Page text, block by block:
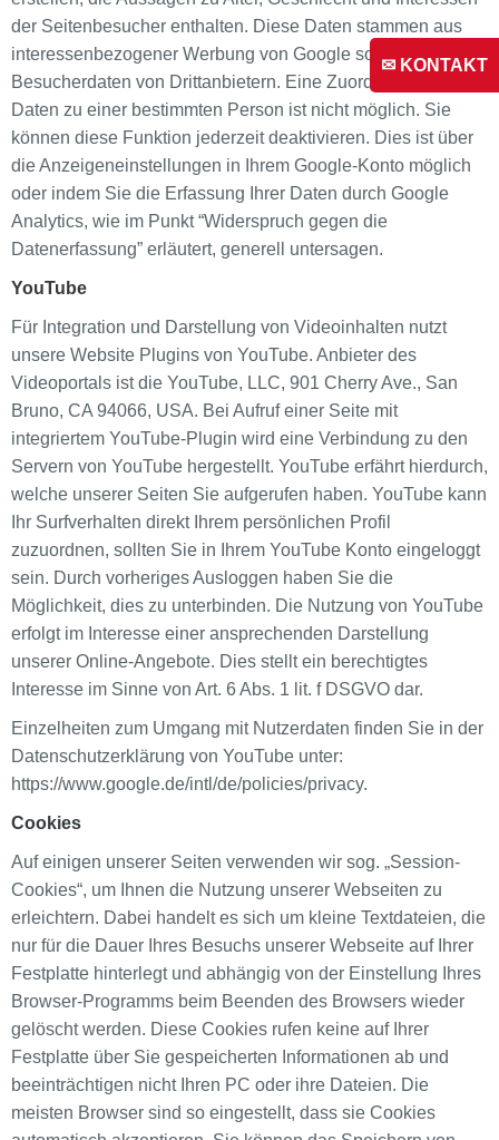
der Seitenbesucher enthalten. Diese Daten stammen aus
interessenbezogener Werbung von Google sowie aus
Besucherdaten von Drittanbietern. Eine Zuordnung der
Daten zu einer bestimmten Person ist nicht möglich. Sie
können diese Funktion jederzeit deaktivieren. Dies ist über
die Anzeigeneinstellungen in Ihrem Google-Konto möglich
oder indem Sie die Erfassung Ihrer Daten durch Google
Analytics, wie im Punkt “Widerspruch gegen die
Datenerfassung” erläutert, generell untersagen.
YouTube
Für Integration und Darstellung von Videoinhalten nutzt
unsere Website Plugins von YouTube. Anbieter des
Videoportals ist die YouTube, LLC, 901 Cherry Ave., San
Bruno, CA 94066, USA. Bei Aufruf einer Seite mit
integriertem YouTube-Plugin wird eine Verbindung zu den
Servern von YouTube hergestellt. YouTube erfährt hierdurch,
welche unserer Seiten Sie aufgerufen haben. YouTube kann
Ihr Surfverhalten direkt Ihrem persönlichen Profil
zuzuordnen, sollten Sie in Ihrem YouTube Konto eingeloggt
sein. Durch vorheriges Ausloggen haben Sie die
Möglichkeit, dies zu unterbinden. Die Nutzung von YouTube
erfolgt im Interesse einer ansprechenden Darstellung
unserer Online-Angebote. Dies stellt ein berechtigtes
Interesse im Sinne von Art. 6 Abs. 1 lit. f DSGVO dar.
Einzelheiten zum Umgang mit Nutzerdaten finden Sie in der
Datenschutzerklärung von YouTube unter:
https://www.google.de/intl/de/policies/privacy.
Cookies
Auf einigen unserer Seiten verwenden wir sog. „Session-
Cookies“, um Ihnen die Nutzung unserer Webseiten zu
erleichtern. Dabei handelt es sich um kleine Textdateien, die
nur für die Dauer Ihres Besuchs unserer Webseite auf Ihrer
Festplatte hinterlegt und abhängig von der Einstellung Ihres
Browser-Programms beim Beenden des Browsers wieder
gelöscht werden. Diese Cookies rufen keine auf Ihrer
Festplatte über Sie gespeicherten Informationen ab und
beeinträchtigen nicht Ihren PC oder ihre Dateien. Die
meisten Browser sind so eingestellt, dass sie Cookies
✉ KONTAKT